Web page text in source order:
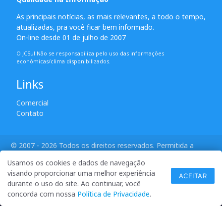
As principais notícias, as mais relevantes, a todo o tempo,
atualizadas, pra você ficar bem informado.
On-line desde 01 de julho de 2007
O JCSul Não se responsabiliza pelo uso das informações
econômicas/clima disponibilizados.
Links
Comercial
Contato
© 2007 - 2026 Todos os direitos reservados. Permitida a
desenvolvido por ANSIM
Usamos os cookies e dados de navegação
visando proporcionar uma melhor experiência
durante o uso do site. Ao continuar, você
concorda com nossa Política de Privacidade.
ACEITAR